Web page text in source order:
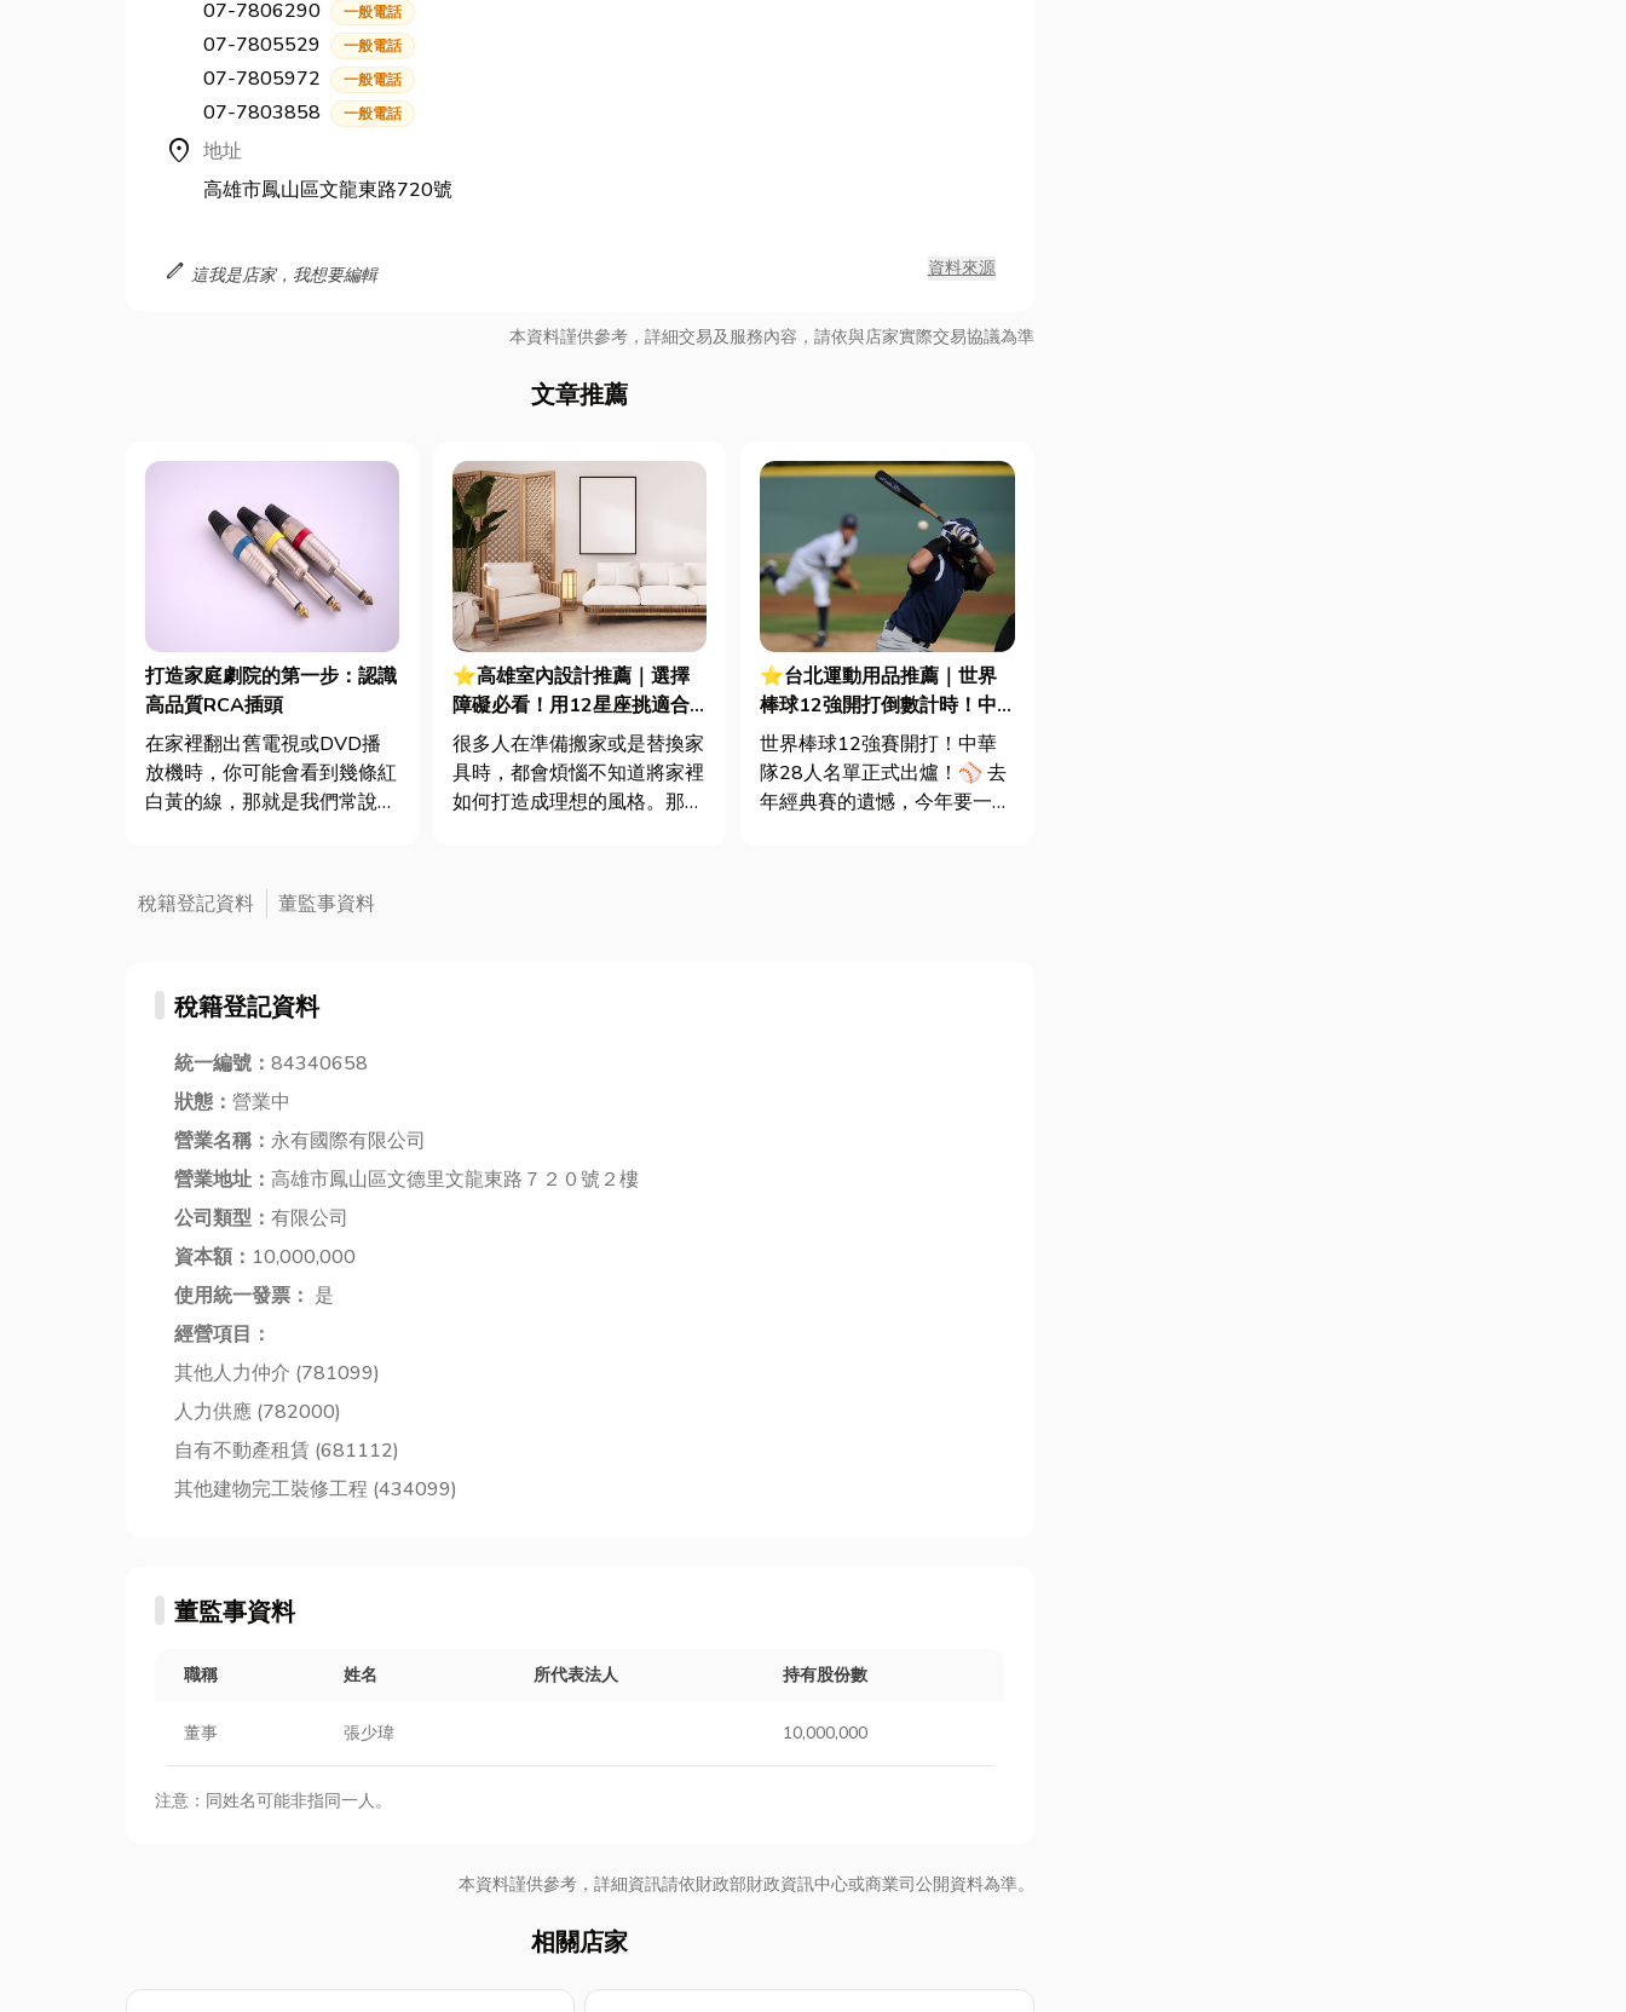
07-7806290 一般電話
07-7805529 一般電話
07-7805972 一般電話
07-7803858 一般電話
location_on 地址
高雄市鳳山區文龍東路720號
edit 這我是店家，我想要編輯 資料來源
本資料謹供參考，詳細交易及服務內容，請依與店家實際交易協議為準
文章推薦
打造家庭劇院的第一步：認識
高品質RCA插頭
在家裡翻出舊電視或DVD播
放機時，你可能會看到幾條紅
白黃的線，那就是我們常說的
紅色和白色用來傳輸左右聲道
的聲音，黃色則是影像訊號，
這三...
⭐高雄室內設計推薦｜選擇
障礙必看！用12星座挑適合
的居家佈置風格? <下>
很多人在準備搬家或是替換家
具時，都會煩惱不知道將家裡
如何打造成理想的風格。那選
⭐台北運動用品推薦｜世界
棒球12強開打倒數計時！中
華隊名單出爐，全台一起為國
球加油！
世界棒球12強賽開打！中華
隊28人名單正式出爐！⚾️ 去
年經典賽的遺憾，今年要一雪
稅籍登記資料 董監事資料
稅籍登記資料
統一編號： 84340658
狀態： 營業中
營業名稱： 永有國際有限公司
營業地址： 高雄市鳳山區文德里文龍東路７２０號２樓
公司類型： 有限公司
資本額： 10,000,000
使用統一發票： 是
經營項目：
其他人力仲介 (781099)
人力供應 (782000)
自有不動產租賃 (681112)
其他建物完工裝修工程 (434099)
董監事資料
職稱 姓名 所代表法人 持有股份數
董事 張少瑋 10,000,000
注意：同姓名可能非指同一人。
本資料謹供參考，詳細資訊請依財政部財政資訊中心或商業司公開資料為準。
相關店家